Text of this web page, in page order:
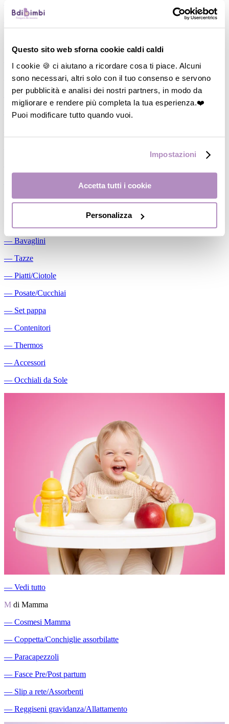
Questo sito web sforna cookie caldi caldi
I cookie 🍪 ci aiutano a ricordare cosa ti piace. Alcuni
sono necessari, altri solo con il tuo consenso e servono
per pubblicità e analisi dei nostri partners, in modo da
migliorare e rendere più completa la tua esperienza.❤️
Puoi modificare tutto quando vuoi.
Impostazioni
Accetta tutti i cookie
Personalizza
Aspiratori nasali manuali
―
Cuscini allattamento
―Biberon
―
Tettarelle
―Succhietti
Conservalatte Materno
―Massaggiagengive
― Bavaglini
― Tazze
― Piatti/Ciotole
― Posate/Cucchiai
― Set pappa
― Contenitori
― Thermos
― Accessori
― Occhiali da Sole
― Vedi tutto
M di Mamma
― Cosmesi Mamma
― Coppetta/Conchiglie assorbilatte
― Paracapezzoli
― Fasce Pre/Post partum
― Slip a rete/Assorbenti
― Reggiseni gravidanza/Allattamento